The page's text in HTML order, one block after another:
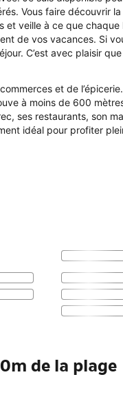
Vous faire découvrir
veille à ce que
de vos vacances. Si
C’est avec plaisir
et de
à moins de 600
ses restaurants, son
idéal pour profiter
de la plage